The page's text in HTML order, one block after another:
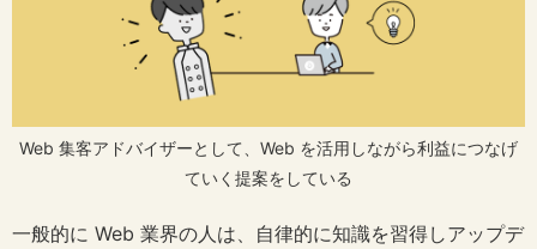
Web 集客アドバイザーとして、Web を活用しながら利益につなげ
ていく提案をしている
一般的に Web 業界の人は、自律的に知識を習得しアップデ